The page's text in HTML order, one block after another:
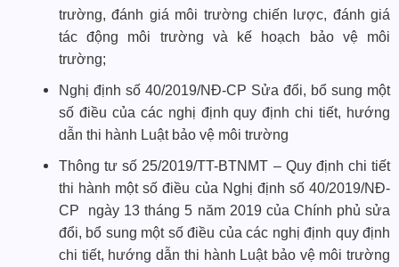
trường, đánh giá môi trường chiến lược, đánh giá
tác động môi trường và kế hoạch bảo vệ môi
trường;
Nghị định số 40/2019/NĐ-CP Sửa đổi, bổ sung một
số điều của các nghị định quy định chi tiết, hướng
dẫn thi hành Luật bảo vệ môi trường
Thông tư số 25/2019/TT-BTNMT – Quy định chi tiết
thi hành một số điều của Nghị định số 40/2019/NĐ-
CP ngày 13 tháng 5 năm 2019 của Chính phủ sửa
đổi, bổ sung một số điều của các nghị định quy định
chi tiết, hướng dẫn thi hành Luật bảo vệ môi trường